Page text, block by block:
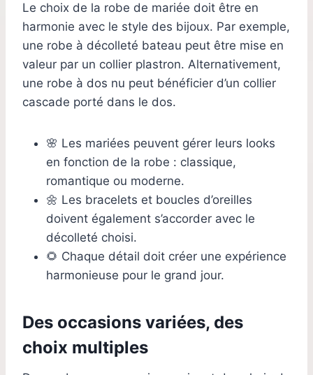
Le choix de la robe de mariée doit être en
harmonie avec le style des bijoux. Par exemple,
une robe à décolleté bateau peut être mise en
valeur par un collier plastron. Alternativement,
une robe à dos nu peut bénéficier d’un collier
cascade porté dans le dos.
🌸 Les mariées peuvent gérer leurs looks
en fonction de la robe : classique,
romantique ou moderne.
🌼 Les bracelets et boucles d’oreilles
doivent également s’accorder avec le
décolleté choisi.
🌻 Chaque détail doit créer une expérience
harmonieuse pour le grand jour.
Des occasions variées, des
choix multiples